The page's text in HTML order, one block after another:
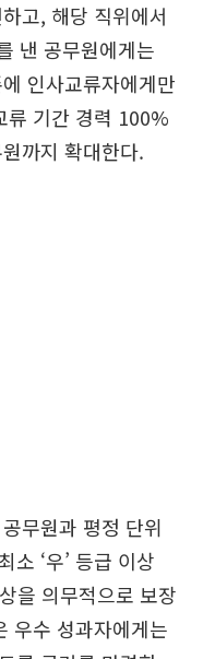
고, 해당 직위에서
낸 공무원에게는
인사교류자에게만
류 기간 경력 100%
까지 확대한다.
무원과 평정 단위
소 ‘우’ 등급 이상
을 의무적으로 보장
우수 성과자에게는